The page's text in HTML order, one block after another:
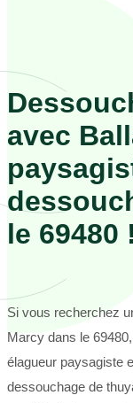
avec
le 69480 !
Si vous recherchez
Marcy dans le
élagueur paysagiste
dessouchage de